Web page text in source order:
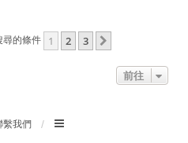
尋的條件 1 2 3
前往
繫我們